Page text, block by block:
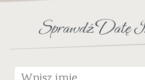
Sprawdź Datę